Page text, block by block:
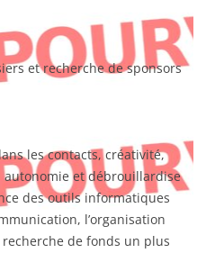
et recherche de sponsors
les contacts, créativité,
autonomie et débrouillardise
des outils informatiques
l’organisation
recherche de fonds un plus